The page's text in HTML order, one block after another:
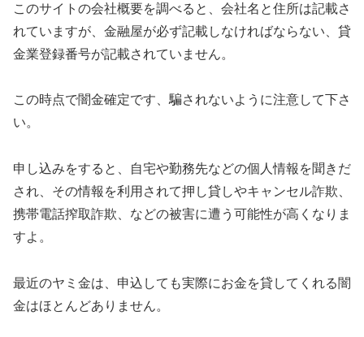
このサイトの会社概要を調べると、会社名と住所は記載さ
れていますが、金融屋が必ず記載しなければならない、貸
金業登録番号が記載されていません。
この時点で闇金確定です、騙されないように注意して下さ
い。
申し込みをすると、自宅や勤務先などの個人情報を聞きだ
され、その情報を利用されて押し貸しやキャンセル詐欺、
携帯電話搾取詐欺、などの被害に遭う可能性が高くなりま
すよ。
最近のヤミ金は、申込しても実際にお金を貸してくれる闇
金はほとんどありません。